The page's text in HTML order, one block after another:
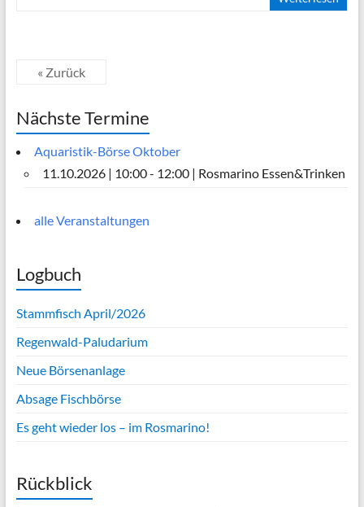
« Zurück
Nächste Termine
Aquaristik-Börse Oktober
11.10.2026 | 10:00 - 12:00 | Rosmarino Essen&Trinken
alle Veranstaltungen
Logbuch
Stammfisch April/2026
Regenwald-Paludarium
Neue Börsenanlage
Absage Fischbörse
Es geht wieder los – im Rosmarino!
Rückblick